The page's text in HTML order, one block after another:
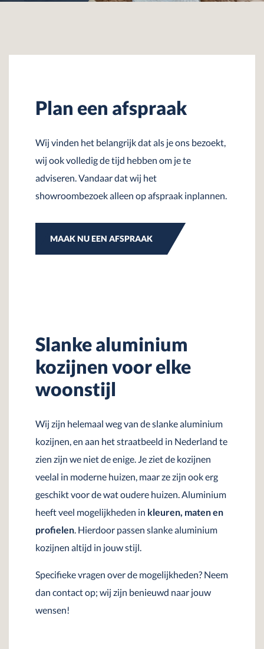
Plan een afspraak
Wij vinden het belangrijk dat als je ons bezoekt,
wij ook volledig de tijd hebben om je te
adviseren. Vandaar dat wij het
showroombezoek alleen op afspraak inplannen.
MAAK NU EEN AFSPRAAK
Slanke aluminium
kozijnen voor elke
woonstijl
Wij zijn helemaal weg van de slanke aluminium
kozijnen, en aan het straatbeeld in Nederland te
zien zijn we niet de enige. Je ziet de kozijnen
veelal in moderne huizen, maar ze zijn ook erg
geschikt voor de wat oudere huizen. Aluminium
heeft veel mogelijkheden in kleuren, maten en
profielen. Hierdoor passen slanke aluminium
kozijnen altijd in jouw stijl.
Specifieke vragen over de mogelijkheden? Neem
dan contact op; wij zijn benieuwd naar jouw
wensen!